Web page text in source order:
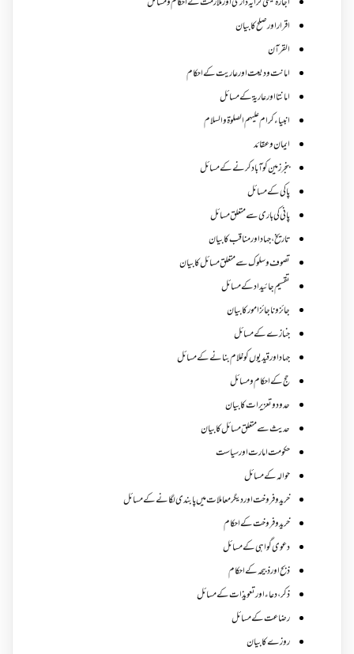
اقرار اور صلح کا بیان
القرآن
امانت ودیعت اورعاریت کے احکام
امانتا اور عاریة کے مسائل
انبیاء کرام علیہم الصلوۃ والسلام
ایمان وعقائد
بنجر زمین کو آباد کرنے کے مسائل
پاکی کے مسائل
پانی کی باری سے متعلق مسائل
تاریخ،جہاد اور مناقب کا بیان
تصوف و سلوک سے متعلق مسائل کا بیان
تقسیم جائیداد کے مسائل
جائز و ناجائزامور کا بیان
جنازے کےمسائل
جہاد اور قیدیوں کو غلام بنانے کے مسائل
حج کے احکام ومسائل
حدود و تعزیرات کا بیان
حدیث سے متعلق مسائل کا بیان
حکومت امارت اور سیاست
حوالہ کے مسائل
خرید و فروخت اور دیگر معاملات میں پابندی لگانے کے مسائل
خرید و فروخت کے احکام
دعوی گواہی کے مسائل
ذبح اور ذبیحہ کے احکام
ذکر،دعاء اور تعویذات کے مسائل
رضاعت کے مسائل
روزے کا بیان